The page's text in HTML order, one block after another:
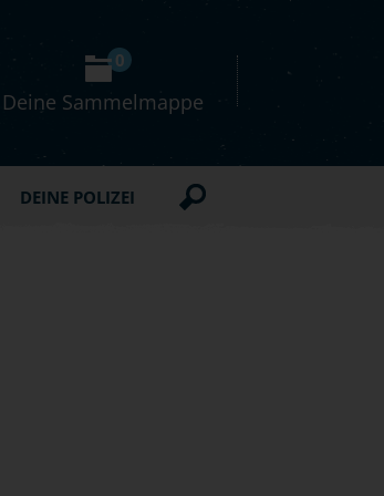
Deine Sammelmappe
0
DEINE POLIZEI